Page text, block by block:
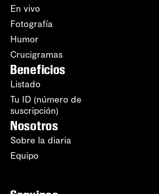
En vivo
Fotografía
Humor
Crucigramas
Beneficios
Listado
Tu ID (número de
suscripción)
Nosotros
Sobre la diaria
Equipo